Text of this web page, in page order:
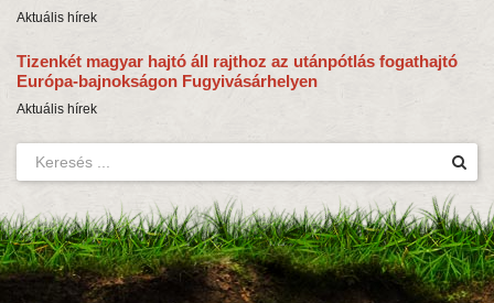
Aktuális hírek
Tizenkét magyar hajtó áll rajthoz az utánpótlás fogathajtó
Európa-bajnokságon Fugyivásárhelyen
Aktuális hírek